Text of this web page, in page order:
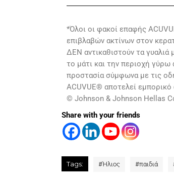
*Όλοι οι φακοί επαφής
επιβλαβών ακτίνων στον
ΔΕΝ αντικαθιστούν τα
το μάτι και την περιοχή γύρω
προστασία σύμφωνα με τις
ACUVUE® αποτελεί
© Johnson & Johnson Hellas
Share with your friends
Tags: #Ήλιος #παιδιά